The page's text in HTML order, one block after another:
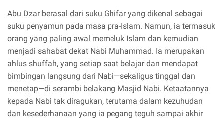
Abu Dzar berasal dari suku Ghifar yang dikenal sebagai
suku penyamun pada masa pra-Islam. Namun, ia termasuk
orang yang paling awal memeluk Islam dan kemudian
menjadi sahabat dekat Nabi Muhammad. Ia merupakan
ahlus shuffah, yang setiap saat belajar dan mendapat
bimbingan langsung dari Nabi—sekaligus tinggal dan
menetap—di serambi belakang Masjid Nabi. Ketaatannya
kepada Nabi tak diragukan, terutama dalam kezuhudan
dan kesederhanaan yang ia pegang teguh sampai akhir